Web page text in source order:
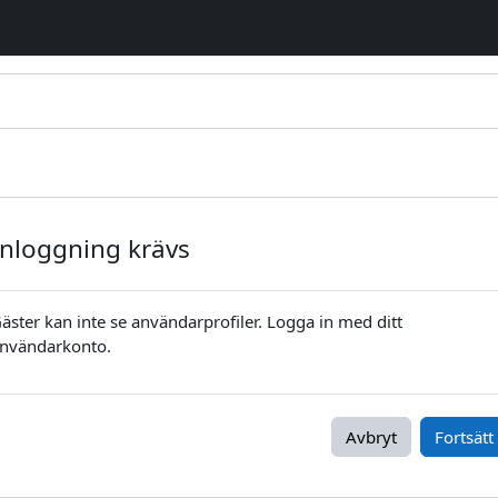
krävs
kan inte se användarprofiler. Logga in med ditt
Avbryt Fortsätt